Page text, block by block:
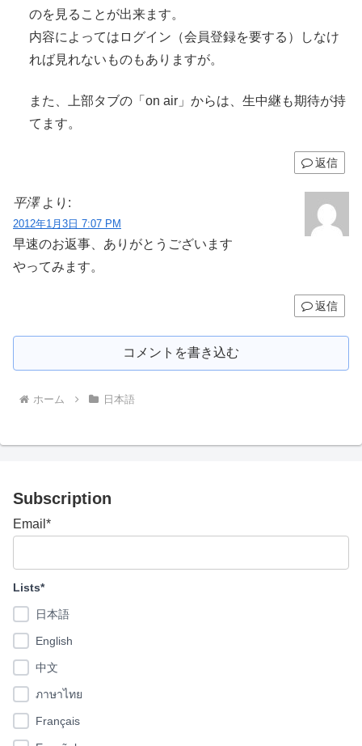
のを見ることが出来ます。
内容によってはログイン（会員登録を要する）しなけ
れば見れないものもありますが。
また、上部タブの「on air」からは、生中継も期待が持
てます。
返信
平澤 より:
2012年1月3日 7:07 PM
早速のお返事 、ありがとうございます
やってみます。
返信
コメントを書き込む
ホーム 日本語
Subscription
Email*
Lists*
日本語
English
中文
ภาษาไทย
Français